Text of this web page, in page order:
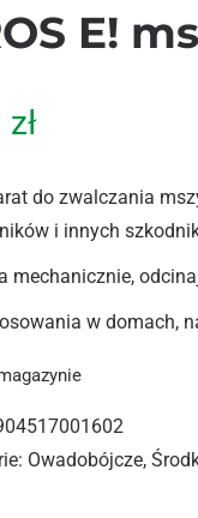
E!
zł
do zwalczania
i innych
mechanicznie,
w domach,
Owadobójcze,